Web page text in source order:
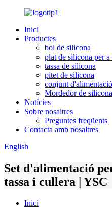
Inici
Productes
bol de silicona
plat de silicona per a
tassa de silicona
pitet de silicona
conjunt
Mordedor de
Notícies
Sobre nosaltres
Preguntes freqüents
Contacta amb nosaltres
English
Set d'alimentació
tassa i cullera | YSC
Inici